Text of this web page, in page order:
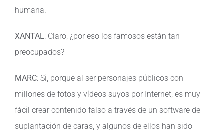
humana.
XANTAL: Claro, ¿por eso los famosos están tan
preocupados?
MARC: Si, porque al ser personajes públicos con
millones de fotos y vídeos suyos por Internet, es muy
fácil crear contenido falso a través de un software de
suplantación de caras, y algunos de ellos han sido